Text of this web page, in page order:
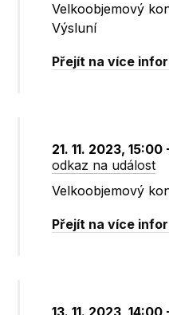
Velkoobjemový
Výsluní
Přejít na více
21. 11. 2023, 15:00
odkaz na událost
Velkoobjemový
Přejít na více
13. 11. 2023, 14:00